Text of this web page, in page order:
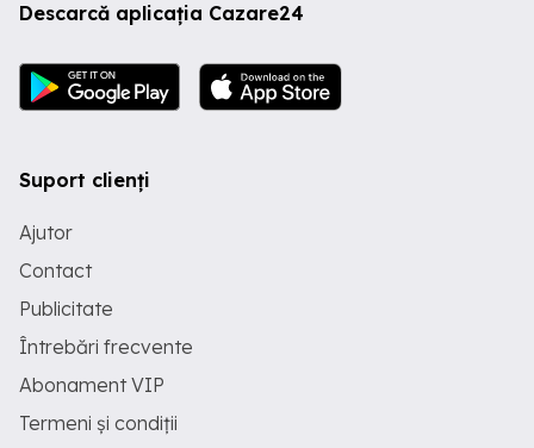
Descarcă aplicația Cazare24
Suport clienți
Ajutor
Contact
Publicitate
Întrebări frecvente
Abonament VIP
Termeni și condiții